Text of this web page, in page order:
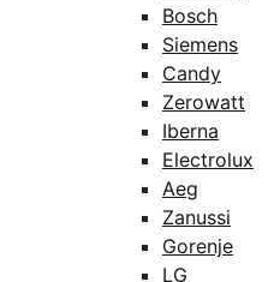
Bosch
Siemens
Candy
Zerowatt
Iberna
Electrolux
Aeg
Zanussi
Gorenje
LG